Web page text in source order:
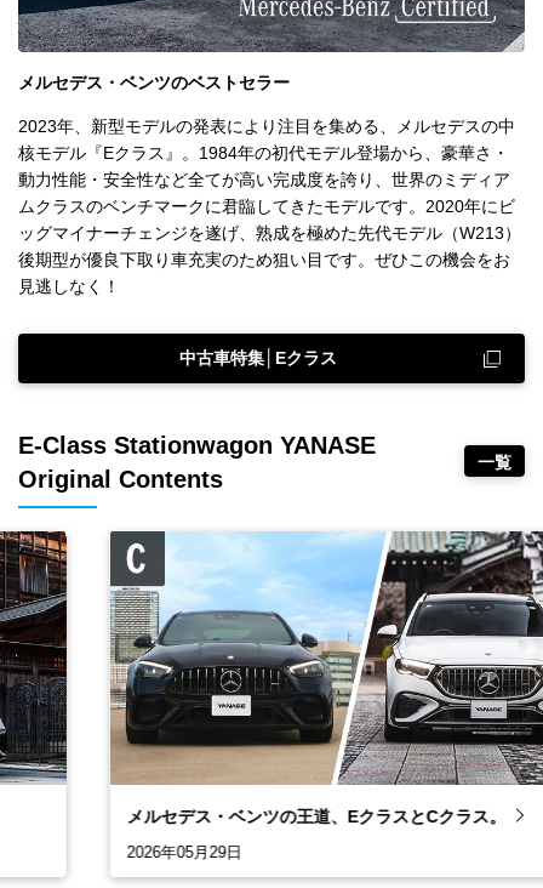
メルセデス・ベンツのベストセラー
2023年、新型モデルの発表により注目を集める、メルセデスの中
核モデル『Eクラス』。1984年の初代モデル登場から、豪華さ・
動力性能・安全性など全てが高い完成度を誇り、世界のミディア
ムクラスのベンチマークに君臨してきたモデルです。2020年にビ
ッグマイナーチェンジを遂げ、熟成を極めた先代モデル（W213）
後期型が優良下取り車充実のため狙い目です。ぜひこの機会をお
見逃しなく！
中古車特集│Eクラス
E-Class Stationwagon YANASE
Original Contents
一覧
メルセデス・ベンツの王道、EクラスとCクラス。
2026年05月29日